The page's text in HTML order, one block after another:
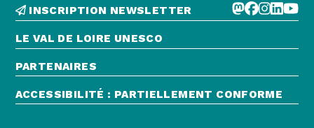
INSCRIPTION NEWSLETTER
LE VAL DE LOIRE UNESCO
PARTENAIRES
ACCESSIBILITÉ : PARTIELLEMENT CONFORME